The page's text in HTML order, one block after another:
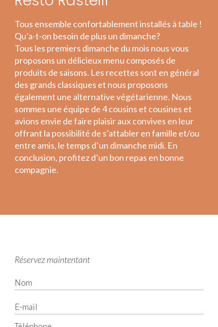
Tous ensemble confortablement installés à table !
Qu’a-t-on besoin de plus un dimanche?
Tous les premiers dimanche du mois nous vous
proposons un délicieux menu composés de
produits de saisons. Les recettes sont en général
des grands classiques et nous proposons
également une alternative végétarienne. Nous
sommes une équipe de 4 cousins et cousines et
avions envie de faire plaisir aux convives en leur
offrant la possibilité de s’attabler en famille et/ou
entre amis, le temps d’un dimanche midi. En
conclusion, profitez d’un bon repas en bonne
compagnie.
Réservez maintentant